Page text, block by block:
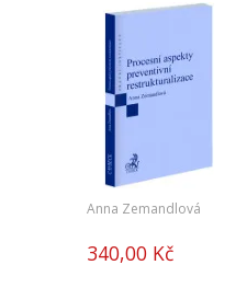
Anna Zemandlová
340,00 Kč